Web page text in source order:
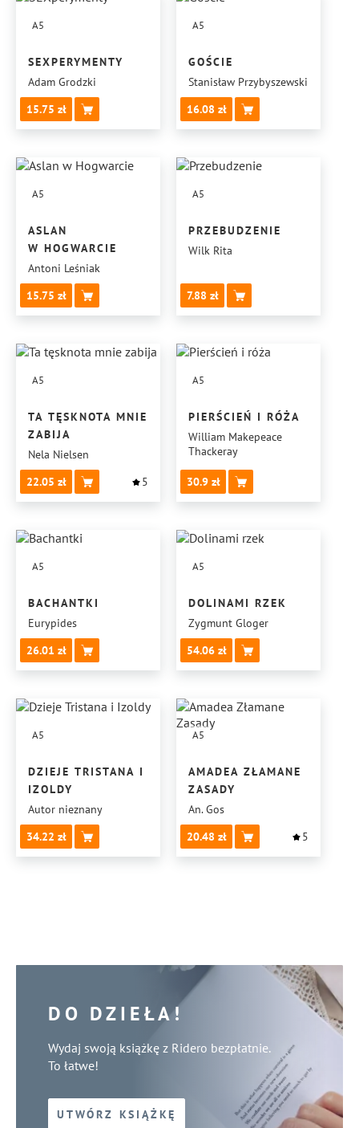
A5
SEXPERYMENTY
Adam Grodzki
15.75
A5
GOŚCIE
Stanisław Przybyszewski
16.08
A5
ASLAN
W HOGWARCIE
Antoni Leśniak
15.75
A5
PRZEBUDZENIE
Wilk Rita
7.88
A5
TA TĘSKNOTA MNIE
ZABIJA
Nela Nielsen
22.05
5
A5
PIERŚCIEŃ I RÓŻA
William Makepeace
Thackeray
30.9
A5
BACHANTKI
Eurypides
26.01
A5
DOLINAMI RZEK
Zygmunt Gloger
54.06
A5
DZIEJE TRISTANA I
IZOLDY
Autor nieznany
34.22
A5
AMADEA ZŁAMANE
ZASADY
An. Gos
20.48
5
DO DZIEŁA!
Wydaj swoją książkę z Ridero bezpłatnie.
To łatwe!
UTWÓRZ KSIĄŻKĘ